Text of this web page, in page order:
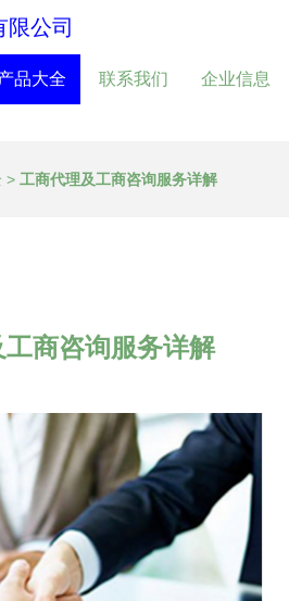
公司
品大全 联系我们 企业信息
> 工商代理及工商咨询服务详解
商咨询服务详解